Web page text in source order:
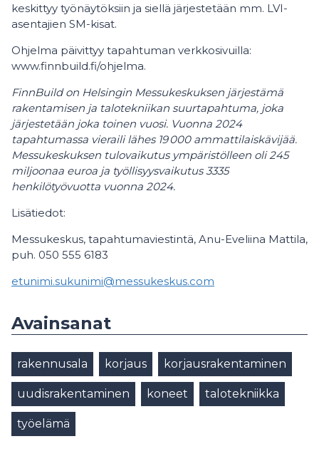
keskittyy työnäytöksiin ja siellä järjestetään mm. LVI-
asentajien SM-kisat.
Ohjelma päivittyy tapahtuman verkkosivuilla:
www.finnbuild.fi/ohjelma.
FinnBuild on Helsingin Messukeskuksen järjestämä
rakentamisen ja talotekniikan suurtapahtuma, joka
järjestetään joka toinen vuosi. Vuonna 2024
tapahtumassa vieraili lähes 19000 ammattilaiskävijää.
Messukeskuksen tulovaikutus ympäristölleen oli 245
miljoonaa euroa ja työllisyysvaikutus 3335
henkilötyövuotta vuonna 2024.
Lisätiedot:
Messukeskus, tapahtumaviestintä, Anu-Eveliina Mattila,
puh. 050 555 6183
etunimi.sukunimi@messukeskus.com
Avainsanat
rakennusala korjaus korjausrakentaminen
uudisrakentaminen koneet talotekniikka
työelämä